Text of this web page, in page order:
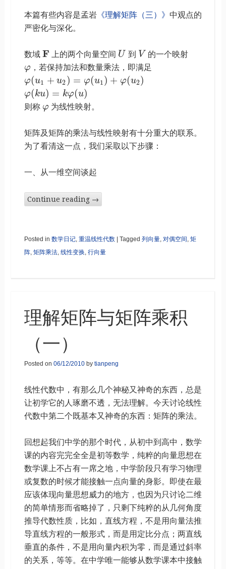
本篇有些内容是孟岩《理解矩阵（三）》 中观点的
严密化与深化。
数域 F 上的两个向量空间 U 到 V 的一个映射
φ ，若保持加法和数量乘法，即满足
φ(u1 + u2 ) = φ(u1) + φ(u2)
φ(ku) = kφ(u)
则称 φ 为线性映射。
矩阵及矩阵的乘法与线性映射有十分重大的联系。
为了看清这一点，我们采取以下步骤：
一、从一维空间谈起
Continue reading →
Posted in 数学日记, 重温线性代数 | Tagged 列向量, 对偶空间 矩
阵, 矩阵乘法, 线性变换 行向量
理解矩阵与矩阵乘积
（一）
Posted on 06/12/2010by tianpeng
线性代数中，有那么几个神秘又神奇的东西，总是
让初学它的人琢磨不透，无法理解。今天讨论线性
代数中第二个既基本又神奇的东西：矩阵的乘法。
回想起我们中学的那个时代，从初中到高中，数学
课的内容完完全全是初等数学，纯粹的向量思想在
数学课上不占有一席之地，中学阶段只有学习物理
或复数的时候才能接触一点向量的身影。即使在最
应该体现向量思想威力的地方，也因为只讨论二维
的简单情形而省略掉了，只剩下纯粹的从几何角度
推导代数性质，比如，直线方程，不是用向量法推
导直线方程的一般形式，而是用定比分点；两直线
垂直的条件，不是用向量内积为零，而是通过斜率
的关系，等等。在中学唯一能够从数学课本中接触